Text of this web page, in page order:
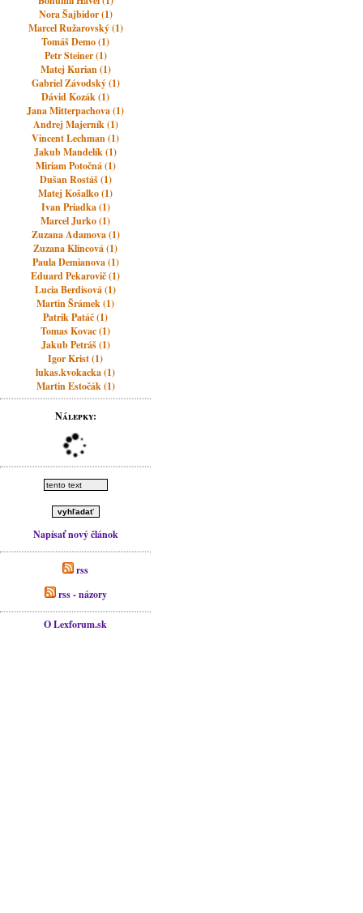
Nora Šajbidor (1)
Marcel Ružarovský (1)
Tomáš Demo (1)
Petr Steiner (1)
Matej Kurian (1)
Gabriel Závodský (1)
Dávid Kozák (1)
Jana Mitterpachova (1)
Andrej Majerník (1)
Vincent Lechman (1)
Jakub Mandelík (1)
Miriam Potočná (1)
Dušan Rostáš (1)
Matej Košalko (1)
Ivan Priadka (1)
Marcel Jurko (1)
Zuzana Adamova (1)
Zuzana Klincová (1)
Paula Demianova (1)
Eduard Pekarovič (1)
Lucia Berdisová (1)
Martin Šrámek (1)
Patrik Patáč (1)
Tomas Kovac (1)
Jakub Petráš (1)
Igor Krist (1)
lukas.kvokacka (1)
Martin Estočák (1)
Nálepky:
Napísať nový článok
rss
rss - názory
O Lexforum.sk